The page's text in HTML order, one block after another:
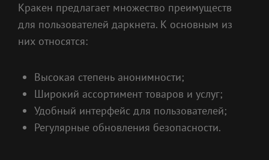
Кракен предлагает множество преимуществ
для пользователей даркнета. К основным из
них относятся:
Высокая степень анонимности;
Широкий ассортимент товаров и услуг;
Удобный интерфейс для пользователей;
Регулярные обновления безопасности.